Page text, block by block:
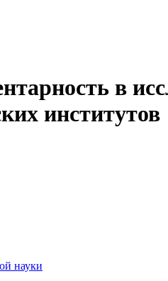
в
институтов
науки